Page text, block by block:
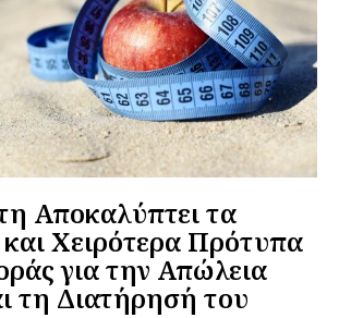
Αποκαλύπτει τα
Χειρότερα Πρότυπα
για την Απώλεια
τη Διατήρησή του